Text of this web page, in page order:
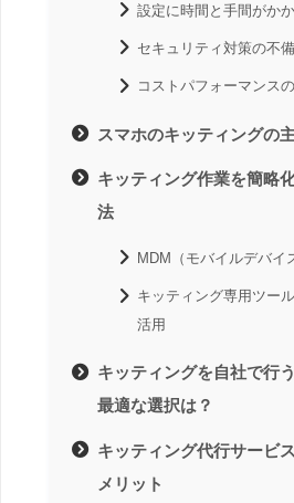
設定に時間と手間がか
セキュリティ対策の不
コストパフォーマンス
スマホのキッティングの
キッティング作業を簡略
法
MDM（モバイルデバイ
キッティング専用ツー
活用
キッティングを自社で行
最適な選択は？
キッティング代行サービ
メリット